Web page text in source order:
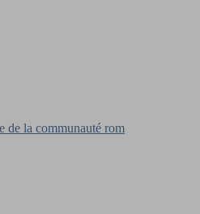
de la communauté rom